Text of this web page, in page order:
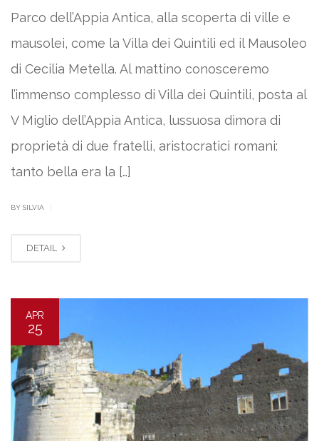
Parco dell’Appia Antica, alla scoperta di ville e
mausolei, come la Villa dei Quintili ed il Mausoleo
di Cecilia Metella. Al mattino conosceremo
l’immenso complesso di Villa dei Quintili, posta al
V Miglio dell’Appia Antica, lussuosa dimora di
proprietà di due fratelli, aristocratici romani:
tanto bella era la […]
BY SILVIA
DETAIL
APR
25